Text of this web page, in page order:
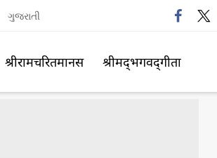
ગુજરાતી
श्रीरामचरितमानस श्रीमद्‍भगवद्‍गीता